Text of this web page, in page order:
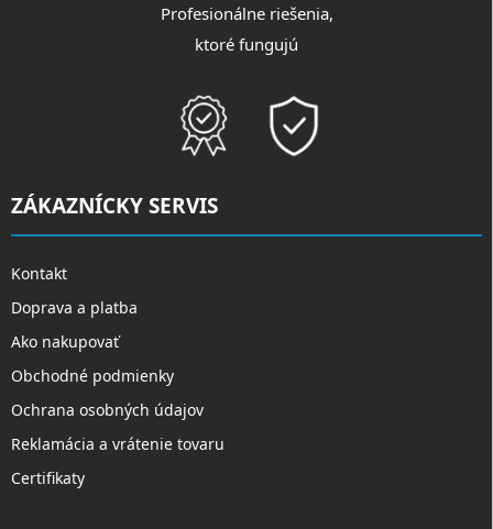
Profesionálne riešenia,
ktoré fungujú
ZÁKAZNÍCKY SERVIS
Kontakt
Doprava a platba
Ako nakupovať
Obchodné podmienky
Ochrana osobných údajov
Reklamácia a vrátenie tovaru
Certifikaty